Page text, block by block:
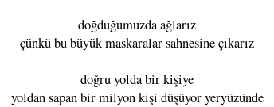
doğduğumuzda ağlarız
çünkü bu büyük maskaralar sahnesine çıkarız
doğru yolda bir kişiye
yoldan sapan bir milyon kişi düşüyor yeryüzünde